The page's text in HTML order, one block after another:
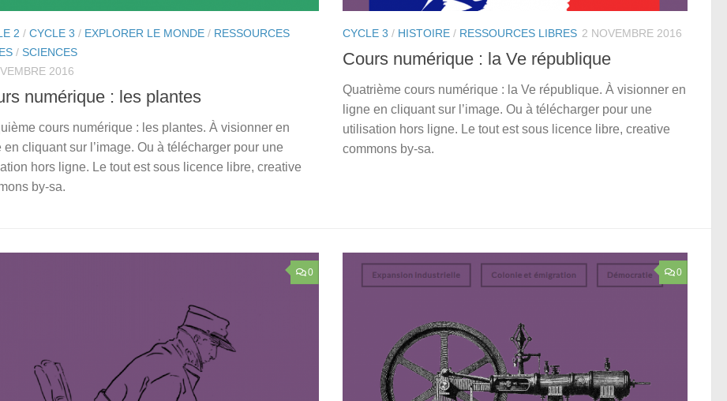
2 / CYCLE 3 / EXPLORER LE MONDE / RESSOURCES
/ SCIENCES
2016
numérique : les plantes
cours numérique : les plantes. À visionner en
en cliquant sur l’image. Ou à télécharger pour une
hors ligne. Le tout est sous licence libre, creative
by-sa.
CYCLE 3 / HISTOIRE / RESSOURCES LIBRES 2 NOVEMBRE 2016
Cours numérique : la Ve république
Quatrième cours numérique : la Ve république. À visionner en
ligne en cliquant sur l’image. Ou à télécharger pour une
utilisation hors ligne. Le tout est sous licence libre, creative
commons by-sa.
0 0